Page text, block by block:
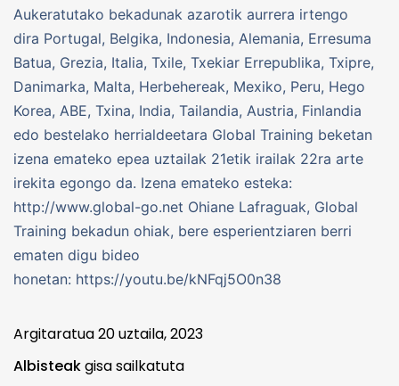
Aukeratutako bekadunak azarotik aurrera irtengo
dira Portugal, Belgika, Indonesia, Alemania, Erresuma
Batua, Grezia, Italia, Txile, Txekiar Errepublika, Txipre,
Danimarka, Malta, Herbehereak, Mexiko, Peru, Hego
Korea, ABE, Txina, India, Tailandia, Austria, Finlandia
edo bestelako herrialdeetara Global Training beketan
izena emateko epea uztailak 21etik irailak 22ra arte
irekita egongo da. Izena emateko esteka:
http://www.global-go.net Ohiane Lafraguak, Global
Training bekadun ohiak, bere esperientziaren berri
ematen digu bideo
honetan: https://youtu.be/kNFqj5O0n38
Argitaratua20 uztaila, 2023
Albisteakgisa sailkatuta